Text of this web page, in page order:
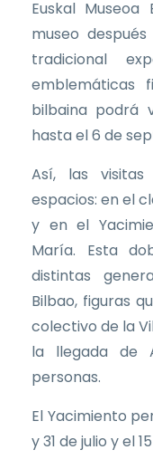
Euskal
museo
tradicional
emblemáticas
bilbaina podrá
hasta el 6 de
Así, las
espacios: en el
y en el
María. Esta
distintas
Bilbao, figuras
colectivo de la
la llegada de
personas.
El Yacimiento
y 31 de julio y el